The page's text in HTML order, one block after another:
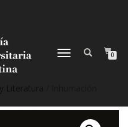
NAVEGACIÓN
0